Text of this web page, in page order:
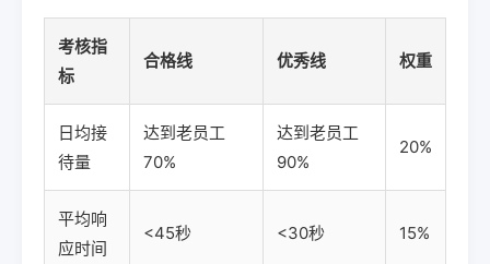
考核指
标
合格线 优秀线 权重
日均接
待量
达到老员工
70%
达到老员工
90%
20%
平均响
应时间
<45秒 <30秒 15%